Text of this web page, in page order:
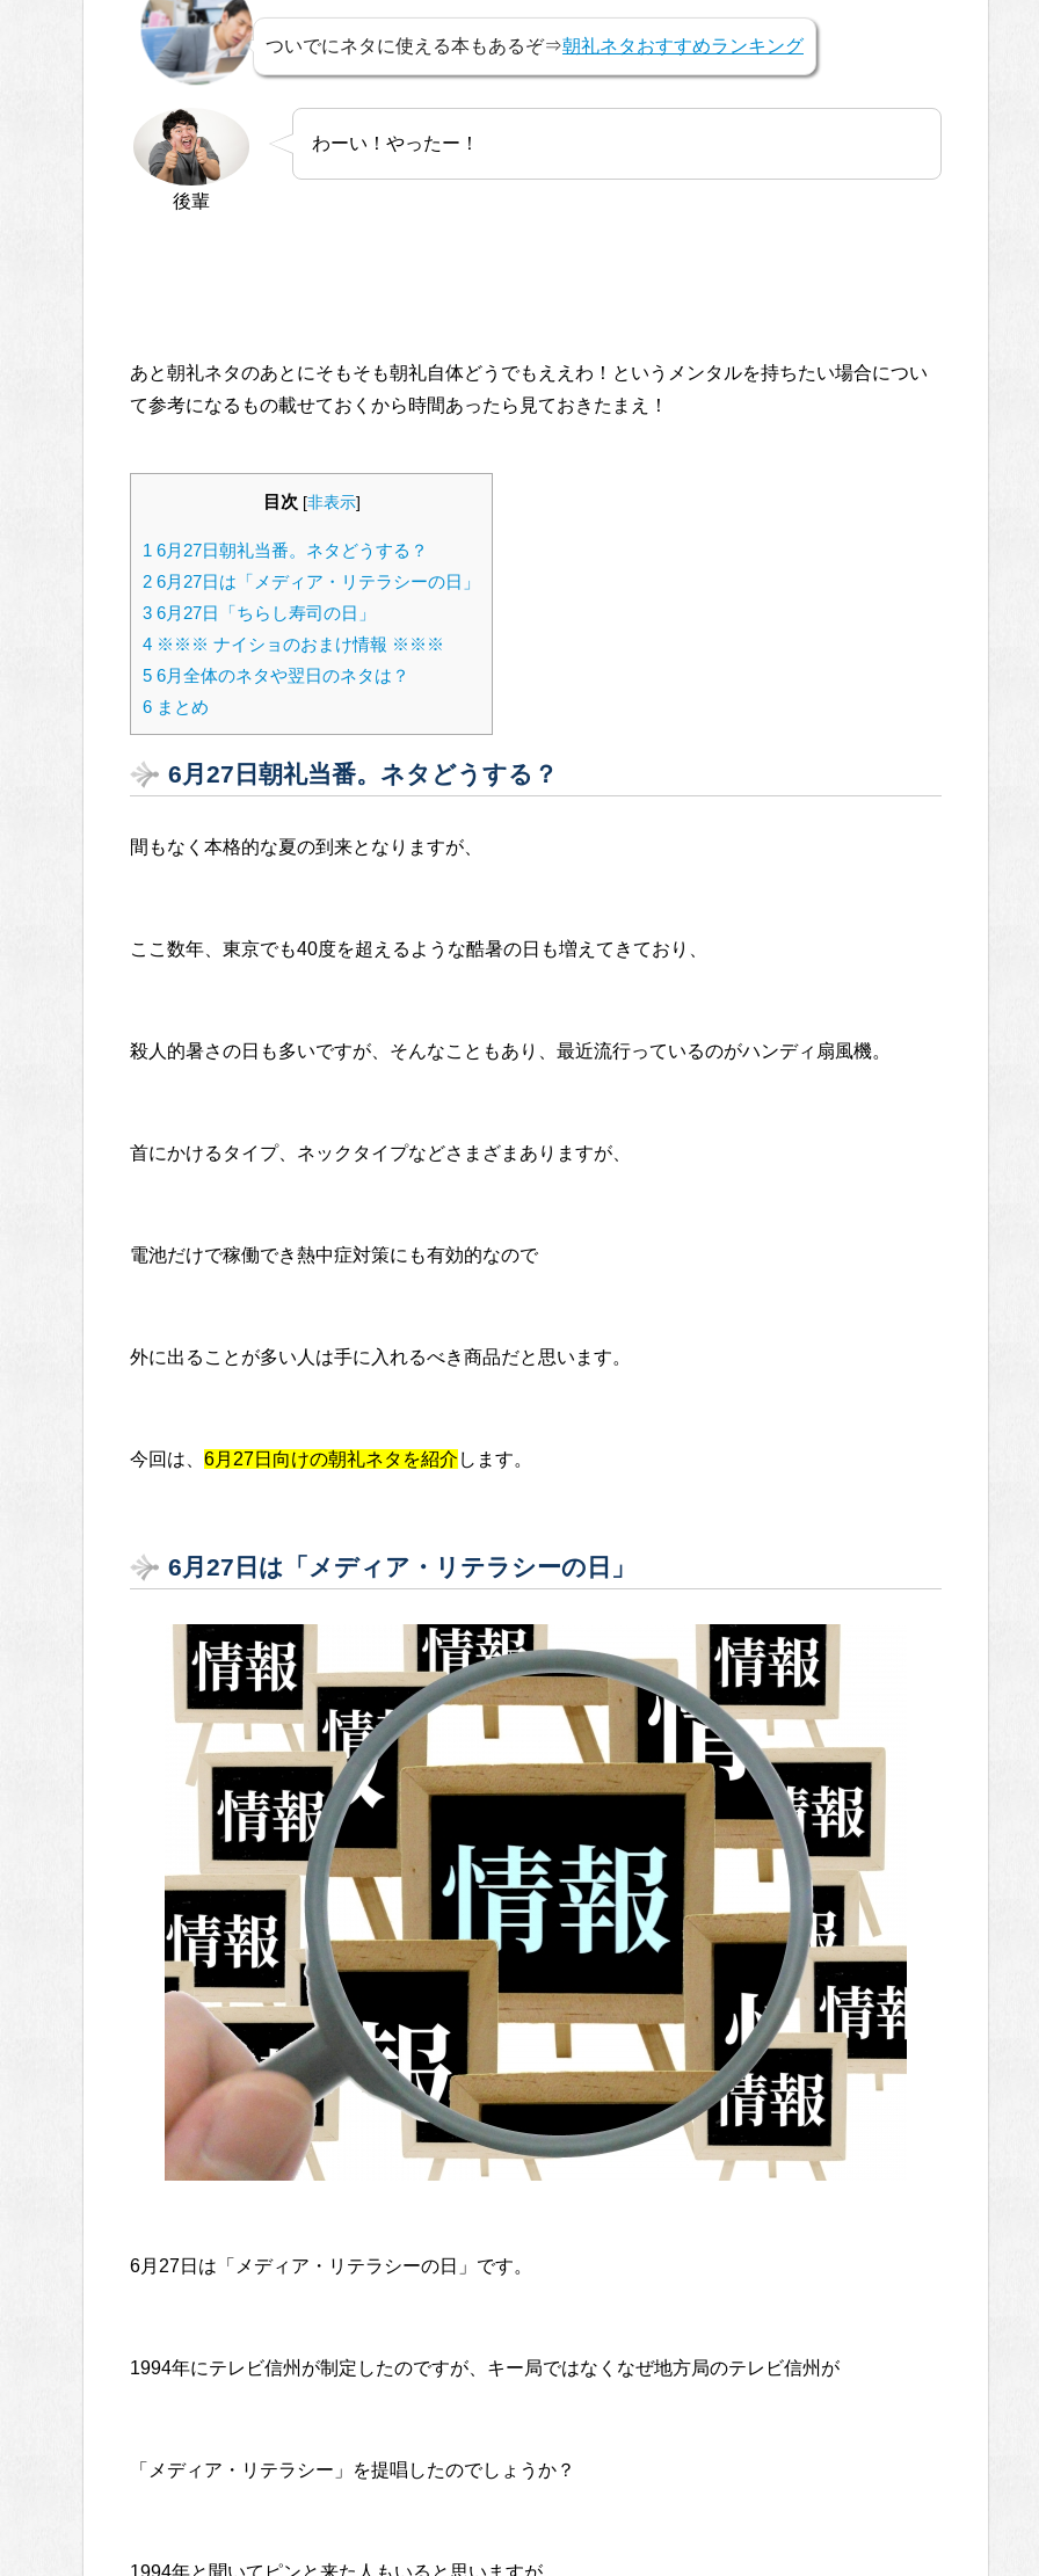
ついでにネタに使える本もあるぞ⇒朝礼ネタおすすめランキング
後輩
わーい！やったー！
あと朝礼ネタのあとにそもそも朝礼自体どうでもええわ！というメンタルを持ちたい場合につい
て参考になるもの載せておくから時間あったら見ておきたまえ！
目次 [非表示]
1 6月27日朝礼当番。ネタどうする？
2 6月27日は「メディア・リテラシーの日」
3 6月27日「ちらし寿司の日」
4 ※※※ ナイショのおまけ情報 ※※※
5 6月全体のネタや翌日のネタは？
6 まとめ
6月27日朝礼当番。ネタどうする？
間もなく本格的な夏の到来となりますが、
ここ数年、東京でも40度を超えるような酷暑の日も増えてきており、
殺人的暑さの日も多いですが、そんなこともあり、最近流行っているのがハンディ扇風機。
首にかけるタイプ、ネックタイプなどさまざまありますが、
電池だけで稼働でき熱中症対策にも有効的なので
外に出ることが多い人は手に入れるべき商品だと思います。
今回は、 6月27日向けの朝礼ネタを紹介 します。
6月27日は「メディア・リテラシーの日」
6月27日は「メディア・リテラシーの日」です。
1994年にテレビ信州が制定したのですが、キー局ではなくなぜ地方局のテレビ信州が
「メディア・リテラシー」を提唱したのでしょうか？
1994年と聞いてピンと来た人もいると思いますが、